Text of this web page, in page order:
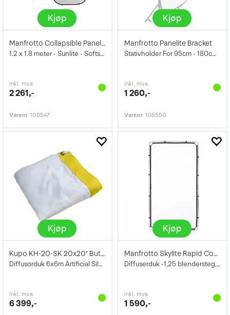
Kjøp
Manfrotto Collapsible Panelite Reflector
1.2 x 1.8 meter - Sunlite - Softsølv
inkl. mva
2 261,-
Varenr 108547
Kjøp
Manfrotto Panelite Bracket
Stativholder For 95cm - 180cm reflektor
inkl. mva
1 260,-
Varenr 108550
Kjøp
Kupo KH-20-SK 20x20" Butterfly Textile
Diffusorduk 6x6m Artificial Silk w/ Bag
inkl. mva
6 399,-
Kjøp
Manfrotto Skylite Rapid Cover Medium 1,2
Diffuserduk -1,25 blendersteg, 1,1 x 2 m
inkl. mva
1 590,-